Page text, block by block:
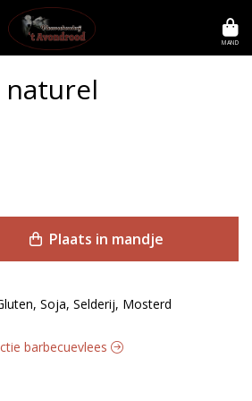
MAND
Plaats in mandje
Soja, Selderij, Mosterd
barbecuevlees